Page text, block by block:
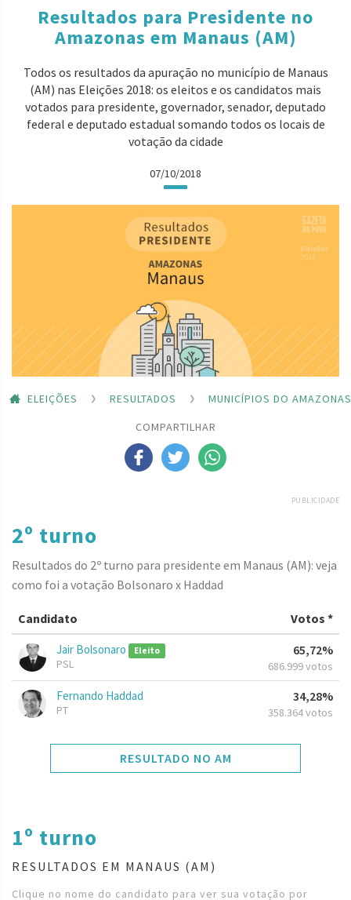
Resultados para Presidente no
Amazonas em Manaus (AM)
Todos os resultados da apuração no município de Manaus
(AM) nas Eleições 2018: os eleitos e os candidatos mais
votados para presidente, governador, senador, deputado
federal e deputado estadual somando todos os locais de
votação da cidade
07/10/2018
ELEIÇÕES RESULTADOS
MUNICÍPIOS DO AMAZONAS
COMPARTILHAR
PUBLICIDADE
2º turno
Resultados do 2º turno para presidente em Manaus (AM): veja
como foi a votação Bolsonaro x Haddad
Candidato Votos *
Jair Bolsonaro Eleito
PSL
65,72%
686.999 votos
Fernando Haddad
PT
34,28%
358.364 votos
RESULTADO NO AM
1º turno
RESULTADOS EM MANAUS (AM)
Clique no nome do candidato para ver sua votação por